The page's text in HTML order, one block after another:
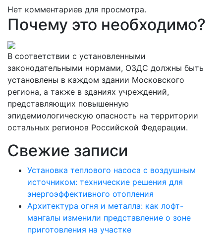
Нет комментариев для просмотра.
Почему это необходимо?
В соответствии с установленными
законодательными нормами, ОЗДС должны быть
установлены в каждом здании Московского
региона, а также в зданиях учреждений,
представляющих повышенную
эпидемиологическую опасность на территории
остальных регионов Российской Федерации.
Свежие записи
Установка теплового насоса с воздушным
источником: технические решения для
энергоэффективного отопления
Архитектура огня и металла: как лофт-
мангалы изменили представление о зоне
приготовления на участке